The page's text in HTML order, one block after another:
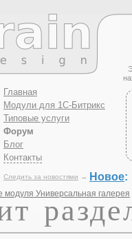
Главная
Модули для 1С-Битрикс
Типовые услуги
Форум
Блог
Контакты
Следить за новостями → Новое:
модуля Универсальная галерея